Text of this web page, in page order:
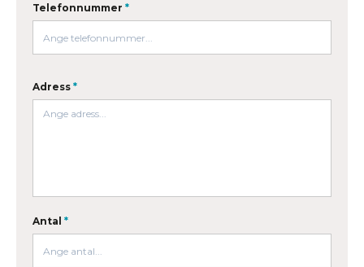
Telefonnummer *
Adress *
Antal *